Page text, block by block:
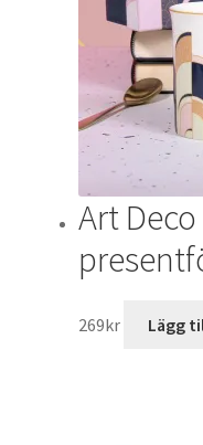
Art
269kr Lägg